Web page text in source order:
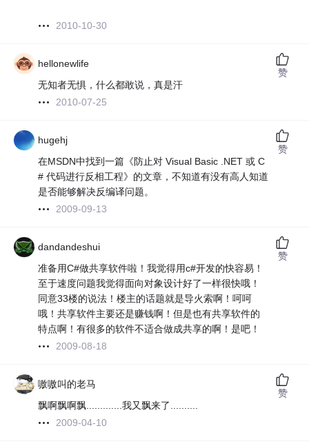
2010-10-30
hellonewlife
无知者无惧，什么都敢说，真是汗
2010-07-25
赞
hugehj
在MSDN中找到一篇《防止对 Visual Basic .NET 或 C
# 代码进行反相工程》的文章，不知道有没有高人知道
是否能够解决反编译问题。
2009-09-13
赞
dandandeshui
准备用C#做共享软件啦！我觉得用c#开发的快容易！
至于速度问题我觉得面向对象设计好了一样很快哦！
同意33楼的说法！楼主的话题就是导火索啊！呵呵
哦！共享软件主要还是赚钱啊！但是也有共享软件的
特点啊！有很多的软件不适合做成共享的啊！是吧！
2009-08-18
赞
嗷嗷叫的老马
飘啊飘啊飘.............我又飘来了..........
2009-04-10
赞